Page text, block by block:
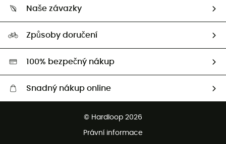
Vrácení zboží a peněz
Naši Ambasadoři
Naše závazky
Second hand
HardGreen
Způsoby doručení
100% bezpečný nákup
Snadný nákup online
Bezplatné vrácení do 100 dnů
Bezplatná zákaznická služba
© Hardloop 2026
Právní informace